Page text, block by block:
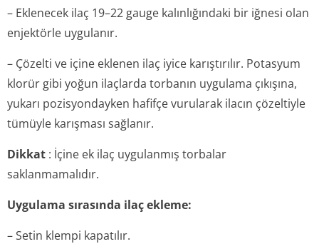
– Eklenecek ilaç 19–22 gauge kalınlığındaki bir iğnesi olan
enjektörle uygulanır.
– Çözelti ve içine eklenen ilaç iyice karıştırılır. Potasyum
klorür gibi yoğun ilaçlarda torbanın uygulama çıkışına,
yukarı pozisyondayken hafifçe vurularak ilacın çözeltiyle
tümüyle karışması sağlanır.
Dikkat : İçine ek ilaç uygulanmış torbalar
saklanmamalıdır.
Uygulama sırasında ilaç ekleme:
– Setin klempi kapatılır.